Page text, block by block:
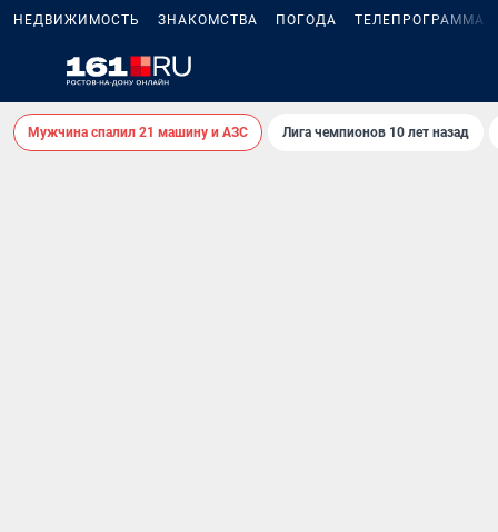
НЕДВИЖИМОСТЬ ЗНАКОМСТВА ПОГОДА ТЕЛЕПРОГРАММА
Мужчина спалил 21 машину и АЗС Лига чемпионов 10 лет назад